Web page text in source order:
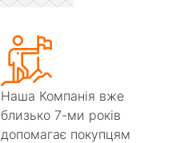
Наша Компанія вже
близько 7-ми років
допомагає покупцям